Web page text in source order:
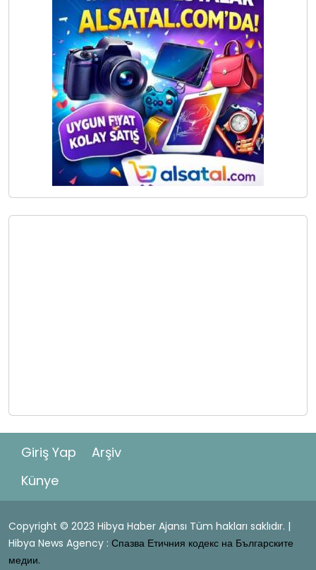
Giriş Yap
Arşiv
Künye
Copyright © 2023 Hibya Haber Ajansı Tüm hakları saklıdır. |
Hibya News Agency : Спазва Етичния кодекс на Българските
медии.